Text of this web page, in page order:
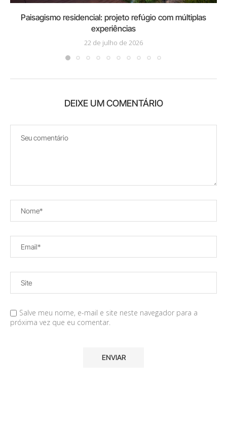
Paisagismo residencial: projeto refúgio com múltiplas
experiências
22 de julho de 2026
DEIXE UM COMENTÁRIO
Salve meu nome, e-mail e site neste navegador para a
próxima vez que eu comentar.